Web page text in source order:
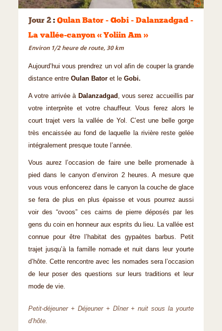
©
Jour 2 : Oulan Bator - Gobi - Dalanzadgad -
La vallée-canyon « Yoliin Am »
Environ 1/2 heure de route, 30 km
Aujourd’hui vous prendrez un vol afin de couper la grande
distance entre Oulan Bator et le Gobi.
A votre arrivée à Dalanzadgad , vous serez accueillis par
votre interprète et votre chauffeur. Vous ferez alors le
court trajet vers la vallée de Yol. C’est une belle gorge
très encaissée au fond de laquelle la rivière reste gelée
intégralement presque toute l’année.
Vous aurez l’occasion de faire une belle promenade à
pied dans le canyon d’environ 2 heures. A mesure que
vous vous enfoncerez dans le canyon la couche de glace
se fera de plus en plus épaisse et vous pourrez aussi
voir des “ovoos” ces cairns de pierre déposés par les
gens du coin en honneur aux esprits du lieu. La vallée est
connue pour être l’habitat des gypaètes barbus. Petit
trajet jusqu’à la famille nomade et nuit dans leur yourte
d’hôte. Cette rencontre avec les nomades sera l’occasion
de leur poser des questions sur leurs traditions et leur
mode de vie.
Petit-déjeuner + Déjeuner + Dîner + nuit sous la yourte
d’hôte.